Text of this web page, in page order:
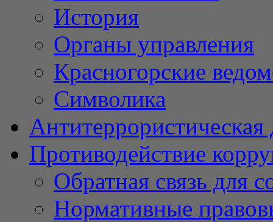
История
Органы управления
Красногорские
Символика
Антитеррористическая
Противодействие
Обратная связь для
Нормативные